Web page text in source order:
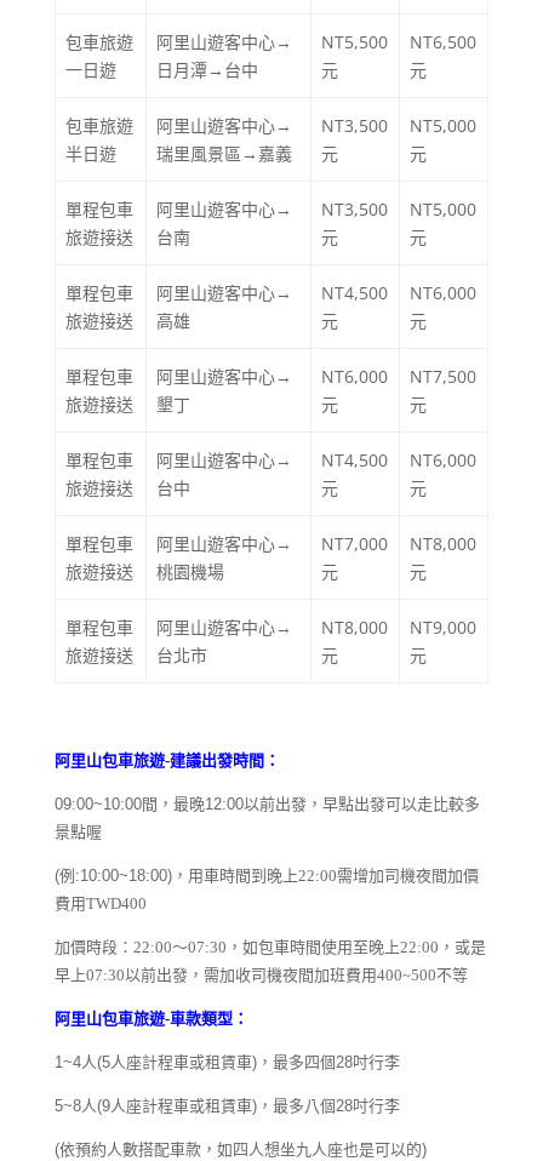
包車旅遊
一日遊
阿里山遊客中心→
日月潭→台中
NT5,500
元
NT6,500
元
包車旅遊
半日遊
阿里山遊客中心→
瑞里風景區→嘉義
NT3,500
元
NT5,000
元
單程包車
旅遊接送
阿里山遊客中心→
台南
NT3,500
元
NT5,000
元
單程包車
旅遊接送
阿里山遊客中心→
高雄
NT4,500
元
NT6,000
元
單程包車
旅遊接送
阿里山遊客中心→
墾丁
NT6,000
元
NT7,500
元
單程包車
旅遊接送
阿里山遊客中心→
台中
NT4,500
元
NT6,000
元
單程包車
旅遊接送
阿里山遊客中心→
桃園機場
NT7,000
元
NT8,000
元
單程包車
旅遊接送
阿里山遊客中心→
台北市
NT8,000
元
NT9,000
元
阿里山包車旅遊-建議出發時間：
09:00~10:00間，最晚12:00以前出發，早點出發可以走比較多
景點喔
(例 :10:00~18:00)， 用車時間到晚上22:00需增加司機夜間加價
費用TWD400
加價時段：22:00～07:30，如包車時間使用至晚上22:00，或是
早上07:30以前出發，需加收司機夜間加班費用400~500不等
阿里山包車旅遊-車款類型：
1~4人(5人座計程車或租賃車)，最多四個28吋行李
5~8人(9人座計程車或租賃車)，最多八個28吋行李
(依預約人數搭配車款，如四人想坐九人座也是可以的)